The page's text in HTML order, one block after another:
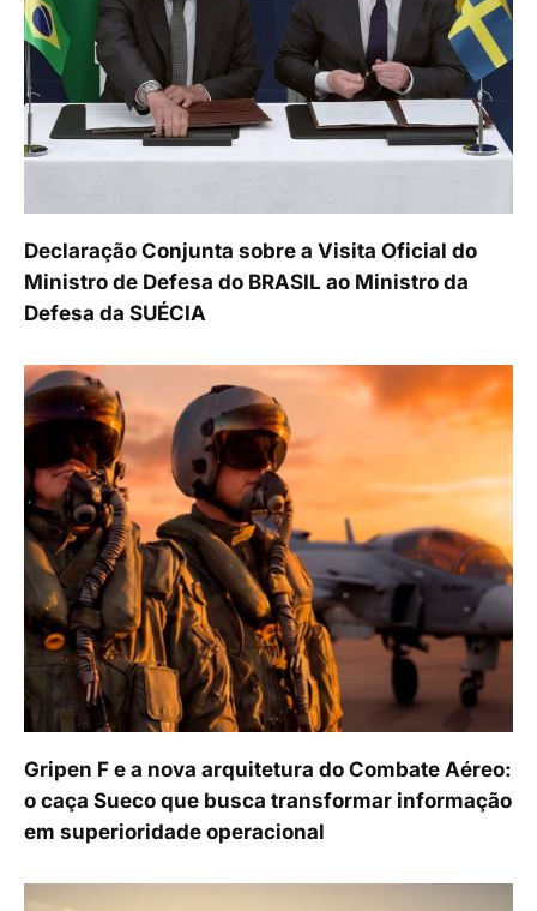
Declaração Conjunta sobre a Visita Oficial do
Ministro de Defesa do BRASIL ao Ministro da
Defesa da SUÉCIA
Gripen F e a nova arquitetura do Combate Aéreo:
o caça Sueco que busca transformar informação
em superioridade operacional